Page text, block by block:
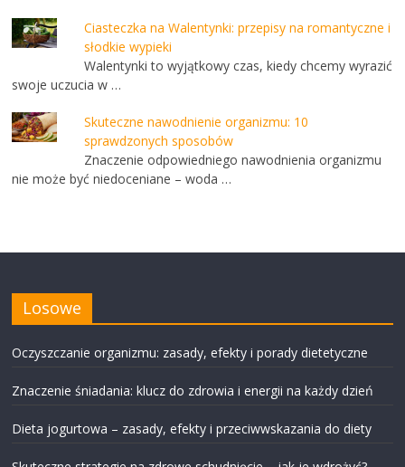
Ciasteczka na Walentynki: przepisy na romantyczne i
słodkie wypieki
Walentynki to wyjątkowy czas, kiedy chcemy wyrazić
swoje uczucia w …
Skuteczne nawodnienie organizmu: 10
sprawdzonych sposobów
Znaczenie odpowiedniego nawodnienia organizmu
nie może być niedoceniane – woda …
Losowe
Oczyszczanie organizmu: zasady, efekty i porady dietetyczne
Znaczenie śniadania: klucz do zdrowia i energii na każdy dzień
Dieta jogurtowa – zasady, efekty i przeciwwskazania do diety